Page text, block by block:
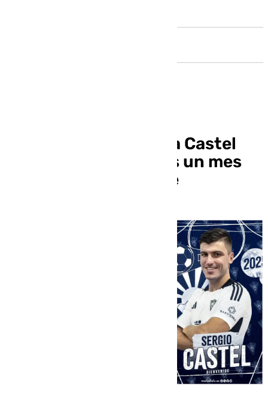
El Marbella rescinde a Castel
por problemas físicos un mes
después de su fichaje